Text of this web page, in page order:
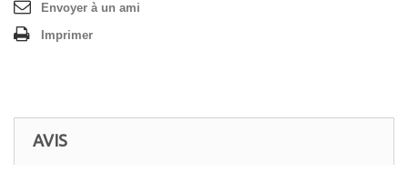
Envoyer à un ami
Imprimer
AVIS